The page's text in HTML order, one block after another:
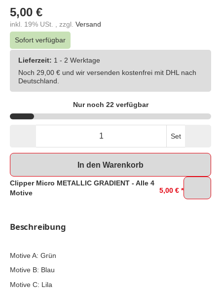
5,00 €
inkl. 19% USt. , zzgl. Versand
Sofort verfügbar
Lieferzeit: 1 - 2 Werktage
Noch 29,00 € und wir versenden kostenfrei mit DHL nach
Deutschland.
Nur noch 22 verfügbar
Set
In den Warenkorb
Clipper Micro METALLIC GRADIENT - Alle 4
Motive
5,00 € *
Beschreibung
Motive A: Grün
Motive B: Blau
Motive C: Lila